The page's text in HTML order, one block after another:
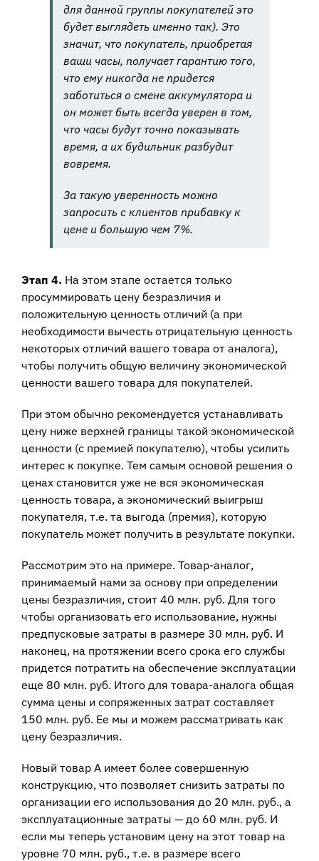
для данной группы покупателей это
будет выглядеть именно так). Это
значит, что покупатель, приобретая
ваши часы, получает гарантию того,
что ему никогда не придется
заботиться о смене аккумулятора и
он может быть всегда уверен в том,
что часы будут точно показывать
время, а их будильник разбудит
вовремя.
За такую уверенность можно
запросить с клиентов прибавку к
цене и большую чем 7%.
Этап 4. На этом этапе остается только
просуммировать цену безразличия и
положительную ценность отличий (а при
необходимости вычесть отрицательную ценность
некоторых отличий вашего товара от аналога),
чтобы получить общую величину экономической
ценности вашего товара для покупателей.
При этом обычно рекомендуется устанавливать
цену ниже верхней границы такой экономической
ценности (с премией покупателю), чтобы усилить
интерес к покупке. Тем самым основой решения о
ценах становится уже не вся экономическая
ценность товара, а экономический выигрыш
покупателя, т.е. та выгода (премия), которую
покупатель может получить в результате покупки.
Рассмотрим это на примере. Товар-аналог,
принимаемый нами за основу при определении
цены безразличия, стоит 40 млн. руб. Для того
чтобы организовать его использование, нужны
предпусковые затраты в размере 30 млн. руб. И
наконец, на протяжении всего срока его службы
придется потратить на обеспечение эксплуатации
еще 80 млн. руб. Итого для товара-аналога общая
сумма цены и сопряженных затрат составляет
150 млн. руб. Ее мы и можем рассматривать как
цену безразличия.
Новый товар А имеет более совершенную
конструкцию, что позволяет снизить затраты по
организации его использования до 20 млн. руб., а
эксплуатационные затраты — до 60 млн. руб. И
если мы теперь установим цену на этот товар на
уровне 70 млн. руб., т.е. в размере всего